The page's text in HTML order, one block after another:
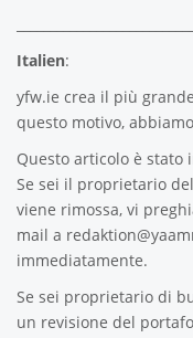
Italien:
yfw.ie crea il più
questo motivo,
Questo articolo è stato
Se sei il proprietario
viene rimossa, vi
mail a
immediatamente.
Se sei proprietario di
un revisione del